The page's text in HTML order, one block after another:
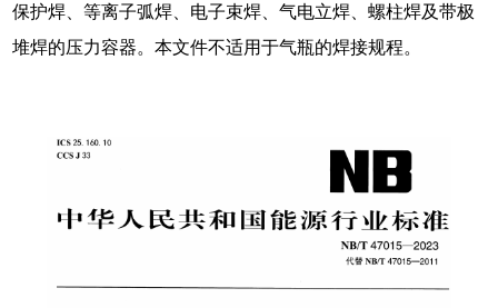
保护焊、等离子弧焊、电子束焊、气电立焊、螺柱焊及带极
堆焊的压力容器。本文件不适用于气瓶的焊接规程。